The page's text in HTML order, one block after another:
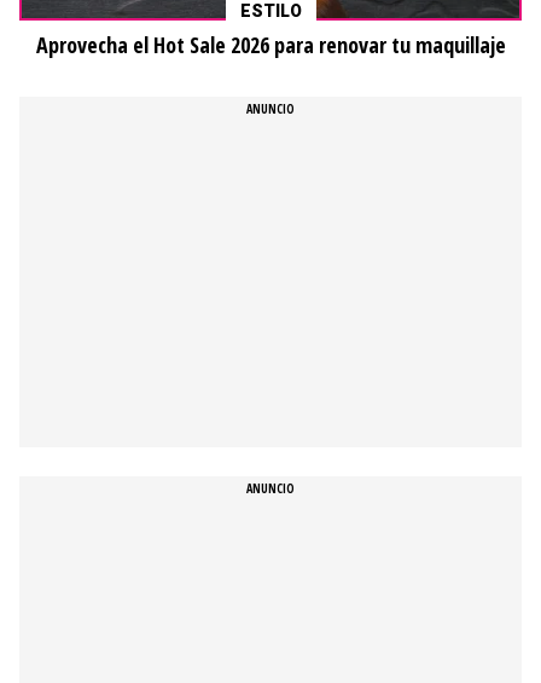
ESTILO
Aprovecha el Hot Sale 2026 para renovar tu maquillaje